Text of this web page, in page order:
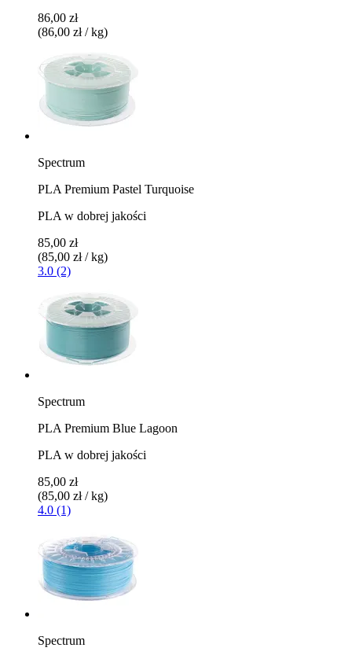
86,00 zł
(86,00 zł / kg)
Spectrum
PLA Premium Pastel Turquoise
PLA w dobrej jakości
85,00 zł
(85,00 zł / kg)
3.0 (2)
Spectrum
PLA Premium Blue Lagoon
PLA w dobrej jakości
85,00 zł
(85,00 zł / kg)
4.0 (1)
Spectrum